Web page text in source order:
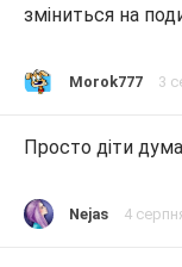
зміниться на
Morok777 3
Просто діти
Nejas 4